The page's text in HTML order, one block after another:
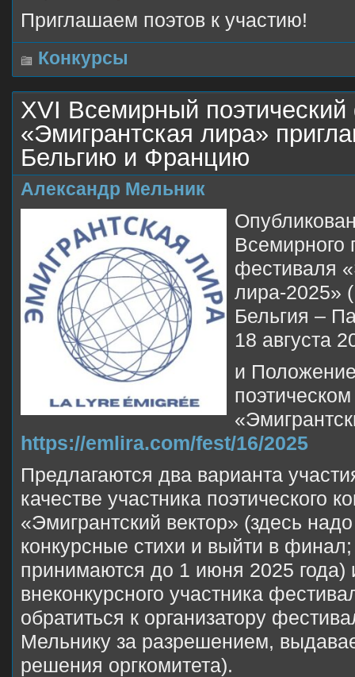
Приглашаем поэтов к участию!
Конкурсы
XVI Всемирный
«Эмигрантская лира»
Бельгию и Францию
Александр Мельник
Всемирного
фестиваля
лира-2025»
Бельгия –
18 августа
и
https://emlira.com/fest/16/2025
Предлагаются два варианта
качестве участника поэтического
«Эмигрантский вектор» (здесь
конкурсные стихи и выйти в финал;
принимаются до 1 июня 2025 года)
внеконкурсного участника
обратиться к организатору
Мельнику за разрешением,
решения оргкомитета).